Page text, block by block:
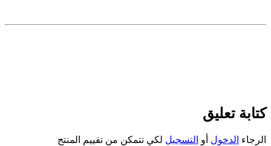
كتابة تعليق
الرجاء الدخول أو التسجيل لكي تتمكن من تقييم المنتج